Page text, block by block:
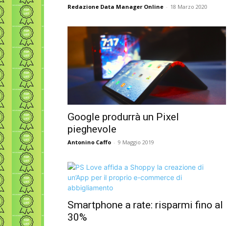
Redazione Data Manager Online - 18 Marzo 2020
Google produrrà un Pixel
pieghevole
Antonino Caffo - 9 Maggio 2019
Smartphone a rate: risparmi fino al
30%